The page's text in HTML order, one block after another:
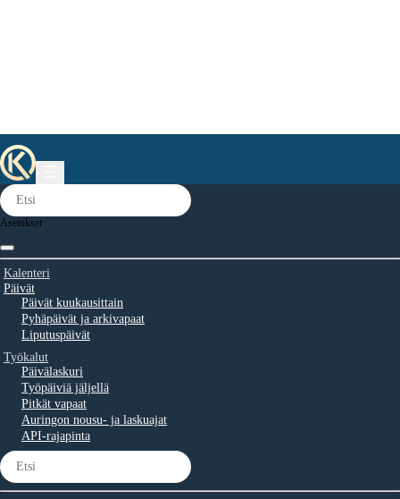
Asetukset
Kalenteri
Päivät
Päivät kuukausittain
Pyhäpäivät ja arkivapaat
Liputuspäivät
Työkalut
Päivälaskuri
Työpäiviä jäljellä
Pitkät vapaat
Auringon nousu- ja laskuajat
API-rajapinta